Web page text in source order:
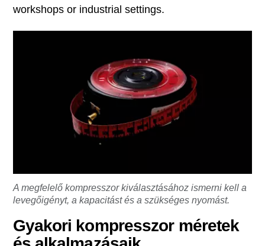
workshops or industrial settings.
A megfelelő kompresszor kiválasztásához ismerni kell a
levegőigényt, a kapacitást és a szükséges nyomást.
Gyakori kompresszor méretek